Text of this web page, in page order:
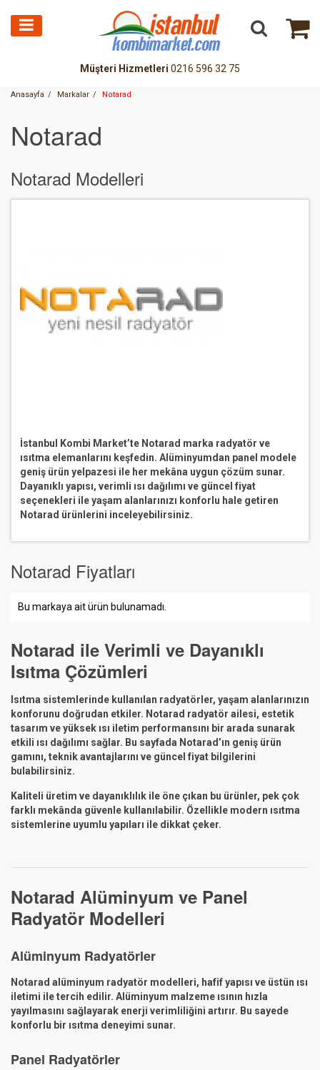
Müşteri Hizmetleri 0216 596 32 75
Anasayfa Markalar Notarad
Notarad
Notarad Modelleri
İstanbul Kombi Market’te Notarad marka radyatör ve
ısıtma elemanlarını keşfedin. Alüminyumdan panel modele
geniş ürün yelpazesi ile her mekâna uygun çözüm sunar.
Dayanıklı yapısı, verimli ısı dağılımı ve güncel fiyat
seçenekleri ile yaşam alanlarınızı konforlu hale getiren
Notarad ürünlerini inceleyebilirsiniz.
Notarad Fiyatları
Bu markaya ait ürün bulunamadı.
Notarad ile Verimli ve Dayanıklı
Isıtma Çözümleri
Isıtma sistemlerinde kullanılan radyatörler, yaşam alanlarınızın
konforunu doğrudan etkiler. Notarad radyatör ailesi, estetik
tasarım ve yüksek ısı iletim performansını bir arada sunarak
etkili ısı dağılımı sağlar. Bu sayfada Notarad’ın geniş ürün
gamını, teknik avantajlarını ve güncel fiyat bilgilerini
bulabilirsiniz.
Kaliteli üretim ve dayanıklılık ile öne çıkan bu ürünler, pek çok
farklı mekânda güvenle kullanılabilir. Özellikle modern ısıtma
sistemlerine uyumlu yapıları ile dikkat çeker.
Notarad Alüminyum ve Panel
Radyatör Modelleri
Alüminyum Radyatörler
Notarad alüminyum radyatör modelleri, hafif yapısı ve üstün ısı
iletimi ile tercih edilir. Alüminyum malzeme ısının hızla
yayılmasını sağlayarak enerji verimliliğini artırır. Bu sayede
konforlu bir ısıtma deneyimi sunar.
Panel Radyatörler